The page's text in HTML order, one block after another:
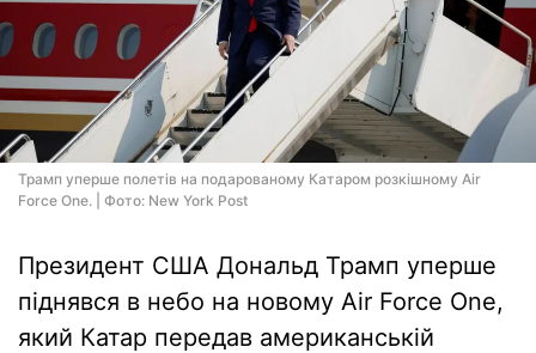
Трамп уперше полетів на подарованому Катаром розкішному Air
Force One. | Фото: New York Post
Президент США Дональд Трамп уперше
піднявся в небо на новому Air Force One,
який Катар передав американській